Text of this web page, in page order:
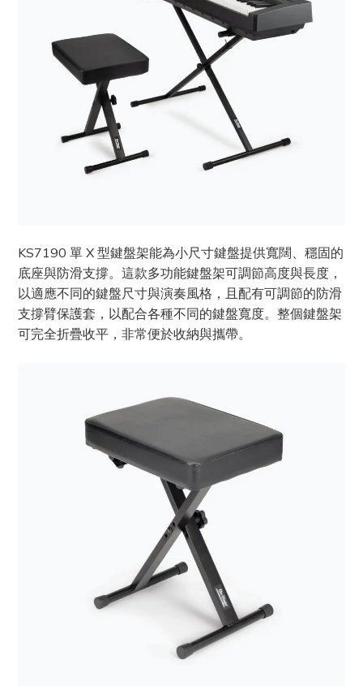
KS7190 單 X 型鍵盤架能為小尺寸鍵盤提供寬闊、穩固的
底座與防滑支撐。這款多功能鍵盤架可調節高度與長度，
以適應不同的鍵盤尺寸與演奏風格，且配有可調節的防滑
支撐臂保護套，以配合各種不同的鍵盤寬度。整個鍵盤架
可完全折疊收平，非常便於收納與攜帶。